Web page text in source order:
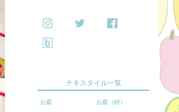
テキスタイル一覧
お庭 お庭（紺）